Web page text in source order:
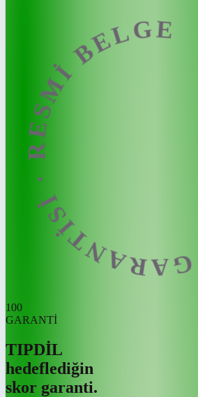
· ÜCRET İADE
100
GARANTİ
TIPDİL
hedeflediğin
skor garanti.